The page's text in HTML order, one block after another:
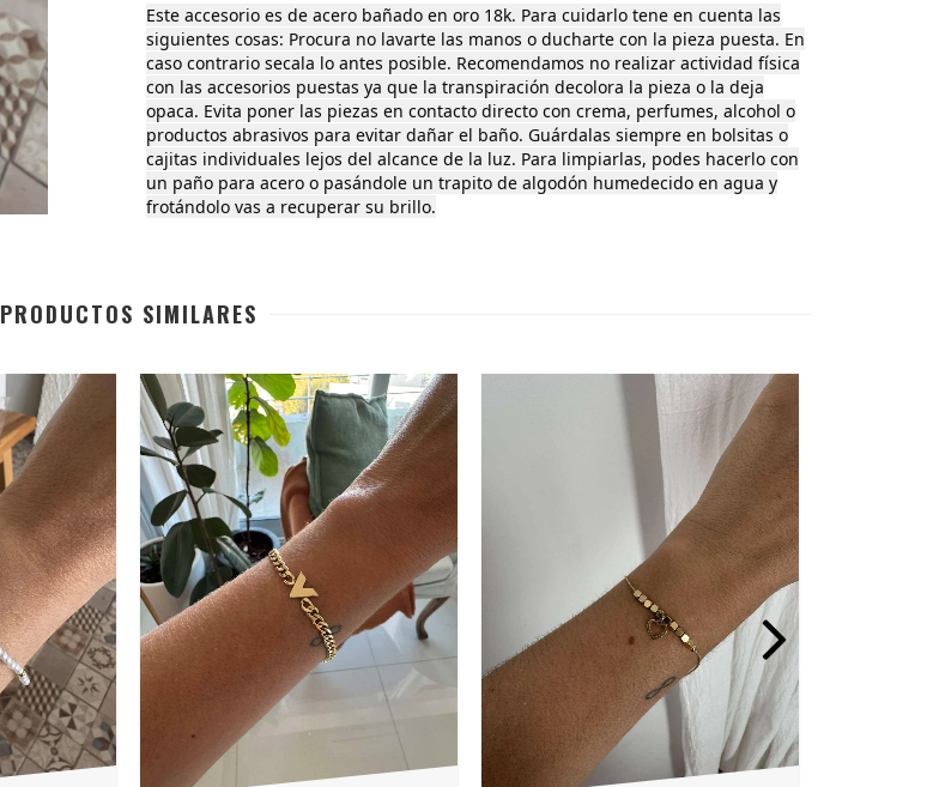
Este accesorio es de acero bañado en oro 18k. Para cuidarlo tene en cuenta las
siguientes cosas: Procura no lavarte las manos o ducharte con la pieza puesta. En
caso contrario secala lo antes posible. Recomendamos no realizar actividad física
con las accesorios puestas ya que la transpiración decolora la pieza o la deja
opaca. Evita poner las piezas en contacto directo con crema, perfumes, alcohol o
productos abrasivos para evitar dañar el baño. Guárdalas siempre en bolsitas o
cajitas individuales lejos del alcance de la luz. Para limpiarlas, podes hacerlo con
un paño para acero o pasándole un trapito de algodón humedecido en agua y
frotándolo vas a recuperar su brillo.
PRODUCTOS SIMILARES